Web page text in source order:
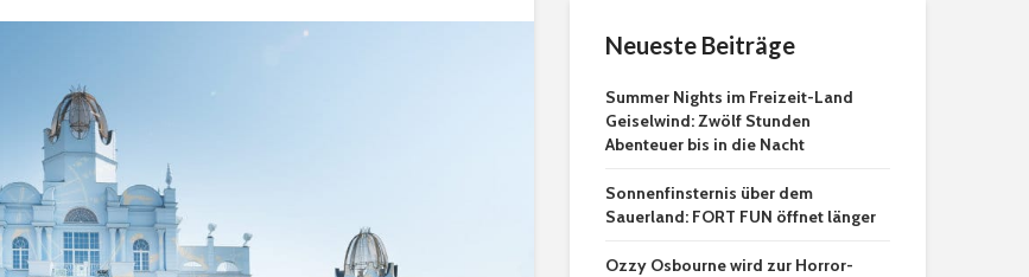
Neueste Beiträge
Summer Nights im Freizeit-Land
Geiselwind: Zwölf Stunden
Abenteuer bis in die Nacht
Sonnenfinsternis über dem
Sauerland: FORT FUN öffnet länger
Ozzy Osbourne wird zur Horror-